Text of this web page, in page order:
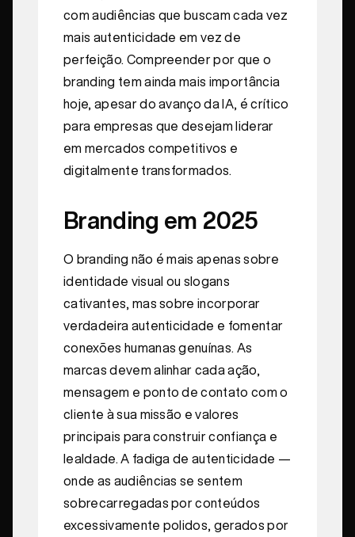
com audiências que buscam cada vez
mais autenticidade em vez de
perfeição. Compreender por que o
branding tem ainda mais importância
hoje, apesar do avanço da IA, é crítico
para empresas que desejam liderar
em mercados competitivos e
digitalmente transformados.
Branding em 2025
O branding não é mais apenas sobre
identidade visual ou slogans
cativantes, mas sobre incorporar
verdadeira autenticidade e fomentar
conexões humanas genuínas. As
marcas devem alinhar cada ação,
mensagem e ponto de contato com o
cliente à sua missão e valores
principais para construir confiança e
lealdade. A fadiga de autenticidade —
onde as audiências se sentem
sobrecarregadas por conteúdos
excessivamente polidos, gerados por